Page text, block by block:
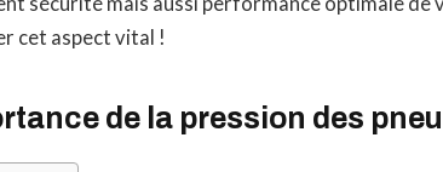
cet aspect vital !
de la pression des